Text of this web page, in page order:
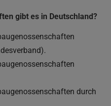
gibt es in Deutschland?
durch